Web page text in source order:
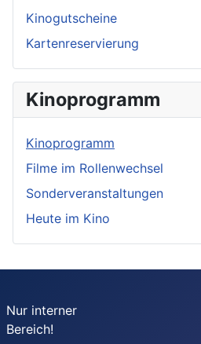
Kinogutscheine
Kartenreservierung
Kinoprogramm
Kinoprogramm
Filme im Rollenwechsel
Sonderveranstaltungen
Heute im Kino
Nur interner
Bereich!